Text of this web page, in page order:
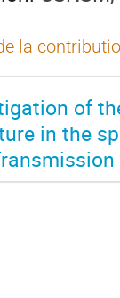
la
of
in the